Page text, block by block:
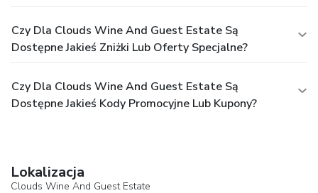
activities and amenities guarantees a delightful
experience.Treat and spoil yourself by taking a trip to
into the swimming pool.
Czy Dla Clouds Wine And Guest Estate Są
Dostępne Jakieś Zniżki Lub Oferty Specjalne?
Czy Dla Clouds Wine And Guest Estate Są
Dostępne Jakieś Kody Promocyjne Lub Kupony?
Lokalizacja
Clouds Wine And Guest Estate